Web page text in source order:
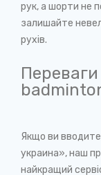
рук, а шорти не
залишайте
рухів.
Якщо ви
украина», наш
найкращий